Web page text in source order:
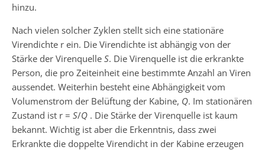
hinzu.
Nach vielen solcher Zyklen stellt sich eine stationäre
Virendichte r ein. Die Virendichte ist abhängig von der
Stärke der Virenquelle S. Die Virenquelle ist die erkrankte
Person, die pro Zeiteinheit eine bestimmte Anzahl an Viren
aussendet. Weiterhin besteht eine Abhängigkeit vom
Volumenstrom der Belüftung der Kabine, Q. Im stationären
Zustand ist r = S/Q . Die Stärke der Virenquelle ist kaum
bekannt. Wichtig ist aber die Erkenntnis, dass zwei
Erkrankte die doppelte Virendicht in der Kabine erzeugen